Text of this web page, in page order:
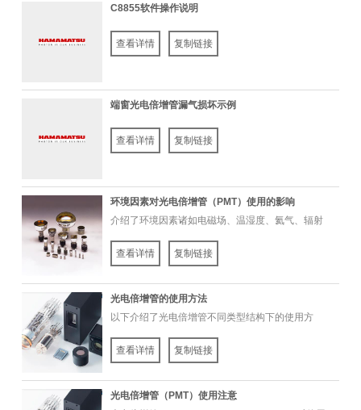
C8855软件操作说明
查看详情 复制链接
端窗光电倍增管漏气损坏示例
查看详情 复制链接
环境因素对光电倍增管（PMT）使用的影响
介绍了环境因素诸如电磁场、温湿度、氦气、辐射
查看详情
复制链接
光电倍增管的使用方法
以下介绍了光电倍增管不同类型结构下的使用方
查看详情
复制链接
光电倍增管（PMT）使用注意